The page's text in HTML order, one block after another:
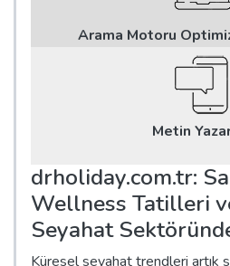
Arama Motoru
Metin
drholiday.com.tr:
Wellness Tatilleri
Seyahat
Küresel seyahat trendleri artık